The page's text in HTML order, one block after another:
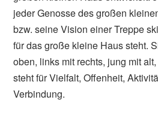
jeder Genosse des großen
bzw. seine Vision einer Treppe
für das große kleine Haus steht.
oben, links mit rechts, jung mit
steht für Vielfalt, Offenheit,
Verbindung.